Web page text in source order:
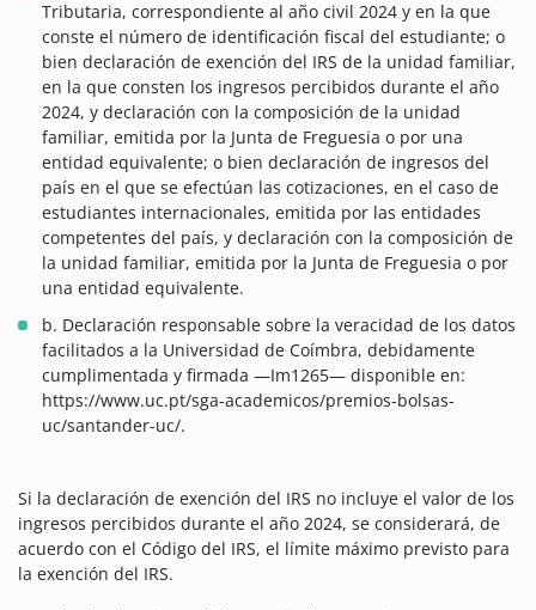
Tributaria, correspondiente al año civil 2024 y en la que
conste el número de identificación fiscal del estudiante; o
bien declaración de exención del IRS de la unidad familiar,
en la que consten los ingresos percibidos durante el año
2024, y declaración con la composición de la unidad
familiar, emitida por la Junta de Freguesia o por una
entidad equivalente; o bien declaración de ingresos del
país en el que se efectúan las cotizaciones, en el caso de
estudiantes internacionales, emitida por las entidades
competentes del país, y declaración con la composición de
la unidad familiar, emitida por la Junta de Freguesia o por
una entidad equivalente.
b. Declaración responsable sobre la veracidad de los datos
facilitados a la Universidad de Coímbra, debidamente
cumplimentada y firmada —Im1265— disponible en:
https://www.uc.pt/sga-academicos/premios-bolsas-
uc/santander-uc/.
Si la declaración de exención del IRS no incluye el valor de los
ingresos percibidos durante el año 2024, se considerará, de
acuerdo con el Código del IRS, el límite máximo previsto para
la exención del IRS.